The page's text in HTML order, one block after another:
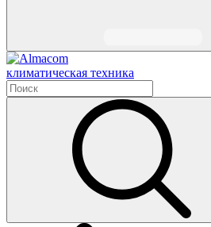
климатическая техника